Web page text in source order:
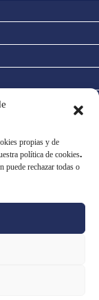
propias y de
política de cookies.
puede rechazar todas o